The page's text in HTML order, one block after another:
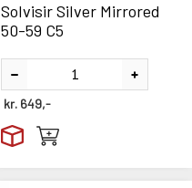
Solvisir Silver Mirrored
50-59 C5
kr. 649,-